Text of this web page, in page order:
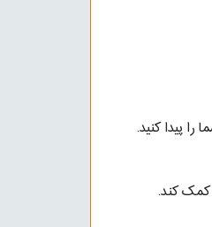
پیدا کنید.
کمک کند.